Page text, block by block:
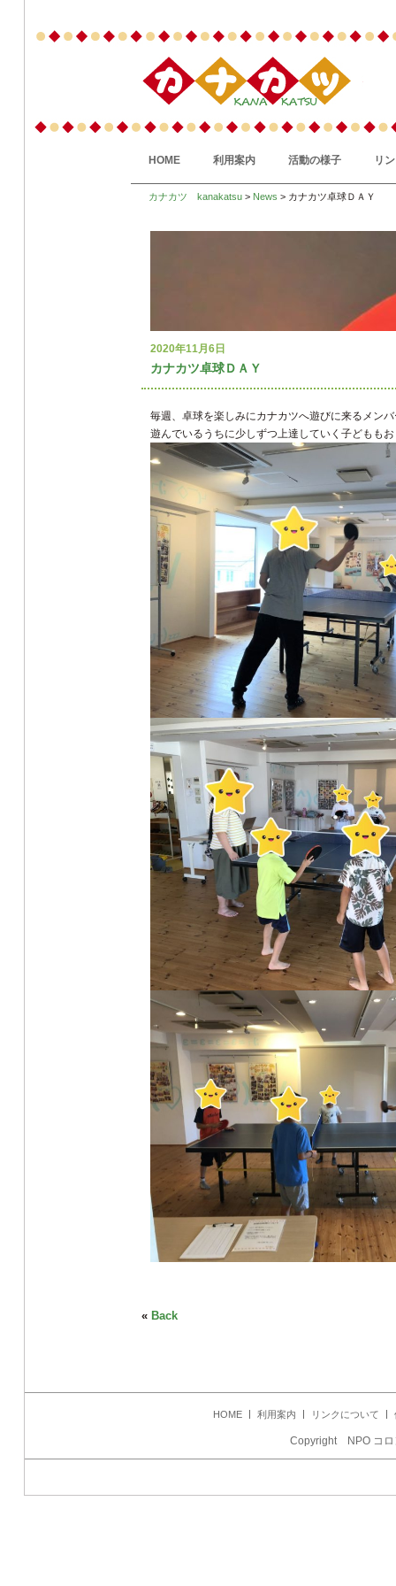
HOME 利用案内 活動の様子 リ
カナカツ kanakatsu > News > カナカツ卓球ＤＡＹ
2020年11月6日
カナカツ卓球ＤＡＹ
毎週、卓球を楽しみにカナカツへ遊びに来るメン
遊んでいるうちに少しずつ上達していく子どもも
« Back
HOME 利用案内 リンクについて
Copyright NPO コロ